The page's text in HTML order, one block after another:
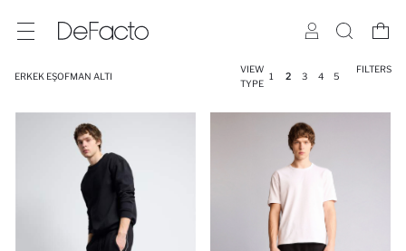
ERKEK EŞOFMAN ALTI
VIEW
TYPE
1 2 3 4 5
FILTERS